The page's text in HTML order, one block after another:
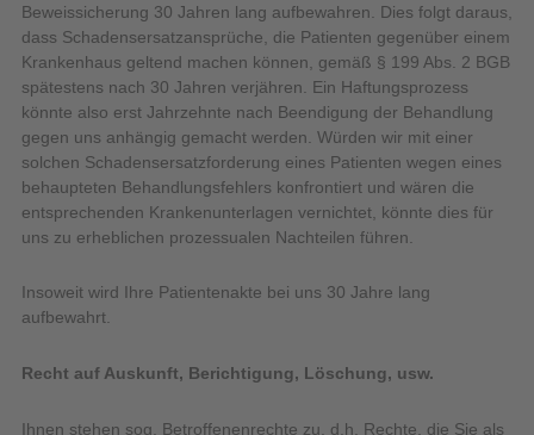
Beweissicherung 30 Jahren lang aufbewahren. Dies folgt daraus,
dass Schadensersatzansprüche, die Patienten gegenüber einem
Krankenhaus geltend machen können, gemäß § 199 Abs. 2 BGB
spätestens nach 30 Jahren verjähren. Ein Haftungsprozess
könnte also erst Jahrzehnte nach Beendigung der Behandlung
gegen uns anhängig gemacht werden. Würden wir mit einer
solchen Schadensersatzforderung eines Patienten wegen eines
behaupteten Behandlungsfehlers konfrontiert und wären die
entsprechenden Krankenunterlagen vernichtet, könnte dies für
uns zu erheblichen prozessualen Nachteilen führen.
Insoweit wird Ihre Patientenakte bei uns 30 Jahre lang
aufbewahrt.
Recht auf Auskunft, Berichtigung, Löschung, usw.
Ihnen stehen sog. Betroffenenrechte zu, d.h. Rechte, die Sie als